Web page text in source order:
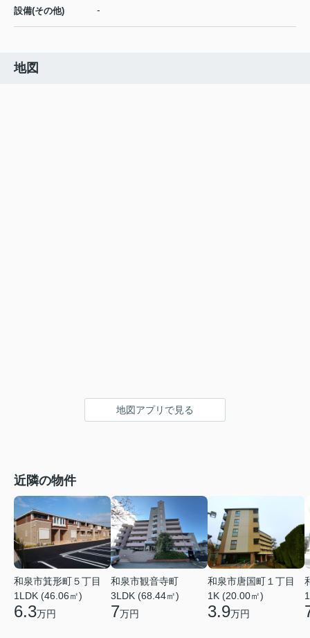
設備(その他) -
地図
地図アプリで見る
近隣の物件
和泉市箕形町５丁目
1LDK (46.06㎡)
6.3万円
和泉市観音寺町
3LDK (68.44㎡)
7万円
和泉市唐国町１丁目
1K (20.00㎡)
3.9万円